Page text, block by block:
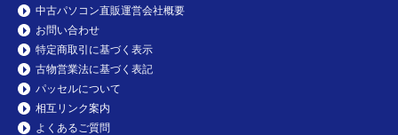
中古パソコン直販運営会社概要
お問い合わせ
特定商取引に基づく表示
古物営業法に基づく表記
パッセルについて
相互リンク案内
よくあるご質問